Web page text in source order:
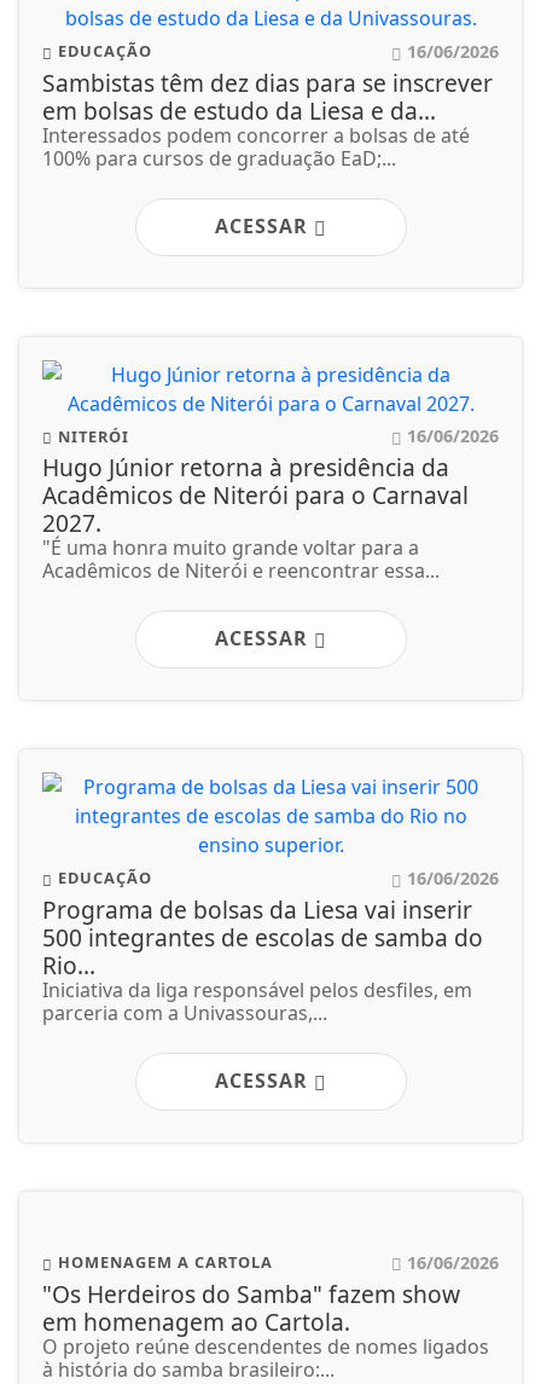
EDUCAÇÃO 16/06/2026
Sambistas têm dez dias para se inscrever
em bolsas de estudo da Liesa e da...
Interessados podem concorrer a bolsas de até
100% para cursos de graduação EaD;...
ACESSAR
NITERÓI 16/06/2026
Hugo Júnior retorna à presidência da
Acadêmicos de Niterói para o Carnaval
2027.
"É uma honra muito grande voltar para a
Acadêmicos de Niterói e reencontrar essa...
ACESSAR
EDUCAÇÃO 16/06/2026
Programa de bolsas da Liesa vai inserir
500 integrantes de escolas de samba do
Rio...
Iniciativa da liga responsável pelos desfiles, em
parceria com a Univassouras,...
ACESSAR
HOMENAGEM A CARTOLA 16/06/2026
"Os Herdeiros do Samba" fazem show
em homenagem ao Cartola.
O projeto reúne descendentes de nomes ligados
à história do samba brasileiro:...